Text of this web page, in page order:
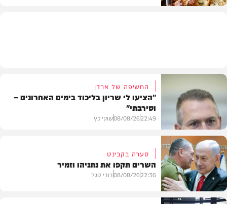
חדשות
החשיפה של ארדן
"הציעו לי שריון בליכוד בימים האחרונים –
וסירבתי"
22:49
08/08/26שוקי כץ
סערה בקבינט
השרים תקפו את נתניהו וזמיר
22:36
08/08/26דודי סגל